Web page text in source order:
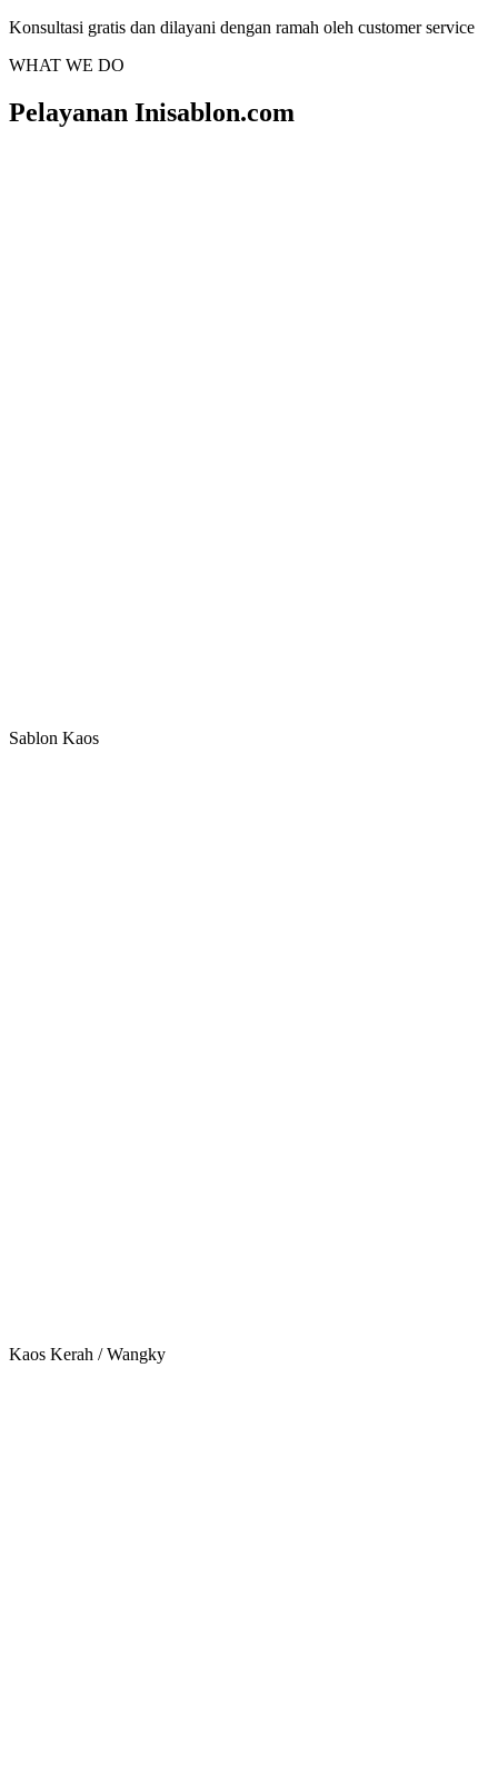
Konsultasi gratis dan dilayani dengan ramah oleh customer service
WHAT WE DO
Pelayanan Inisablon.com
Sablon Kaos
Kaos Kerah / Wangky